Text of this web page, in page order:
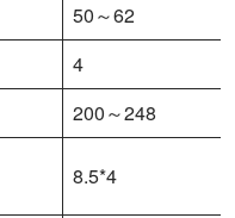
50～62
4
200～248
8.5*4